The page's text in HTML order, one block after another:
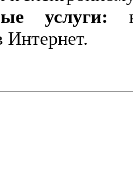
услуги:
Интернет.